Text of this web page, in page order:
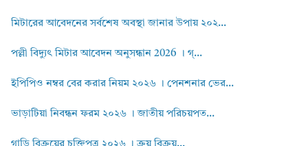
মিটারের আবেদনের সর্বশেষ অবস্থা জানার উপায় ২০২...
পল্লী বিদ্যুৎ মিটার আবেদন অনুসন্ধান 2026 । গ্...
ইপিপিও নম্বর বের করার নিয়ম ২০২৬ । পেনশনার ভের...
ভাড়াটিয়া নিবন্ধন ফরম ২০২৬ । জাতীয় পরিচয়পত...